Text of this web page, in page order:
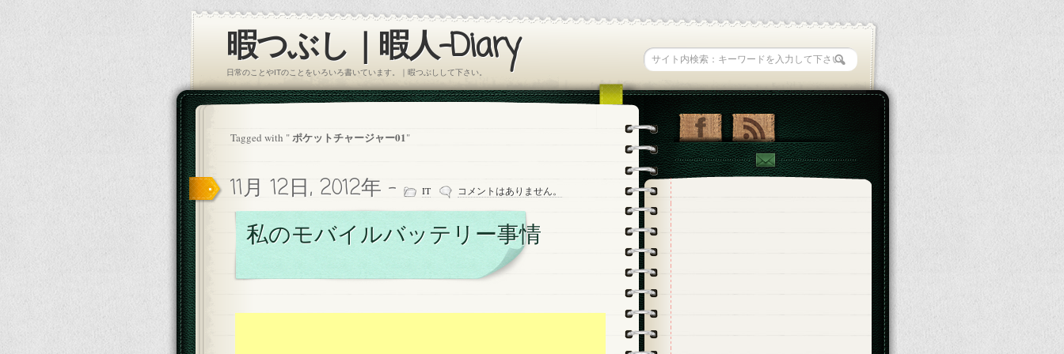
暇つぶし｜暇人-Diary
日常のことやITのことをいろいろ書いています。｜暇つぶしして下さい。
Tagged with "ポケットチャージャー01"
11月 12日, 2012年 - IT コメントはありません。
私のモバイルバッテリー事情